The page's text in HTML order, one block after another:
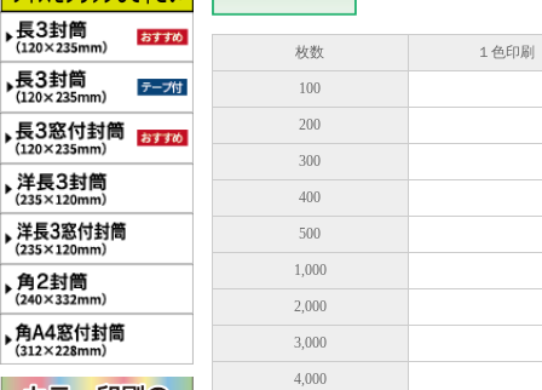
枚数 １色印刷
100
200
300
400
500
1,000
2,000
3,000
4,000